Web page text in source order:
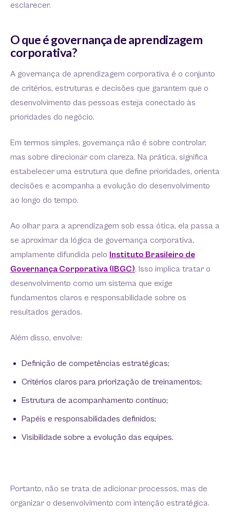
esclarecer.
O que é governança de aprendizagem
corporativa?
A governança de aprendizagem corporativa é o conjunto
de critérios, estruturas e decisões que garantem que o
desenvolvimento das pessoas esteja conectado às
prioridades do negócio.
Em termos simples, governança não é sobre controlar,
mas sobre direcionar com clareza. Na prática, significa
estabelecer uma estrutura que define prioridades, orienta
decisões e acompanha a evolução do desenvolvimento
ao longo do tempo.
Ao olhar para a aprendizagem sob essa ótica, ela passa a
se aproximar da lógica de governança corporativa,
amplamente difundida pelo Instituto Brasileiro de
Governança Corporativa (IBGC). Isso implica tratar o
desenvolvimento como um sistema que exige
fundamentos claros e responsabilidade sobre os
resultados gerados.
Além disso, envolve:
Definição de competências estratégicas;
Critérios claros para priorização de treinamentos;
Estrutura de acompanhamento contínuo;
Papéis e responsabilidades definidos;
Visibilidade sobre a evolução das equipes.
Portanto, não se trata de adicionar processos, mas de
organizar o desenvolvimento com intenção estratégica.